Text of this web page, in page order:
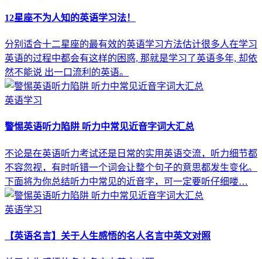
12星座不为人知的英语学习法！
分别适合十二星座的最有效的英语学习方法估计很多人在学习
英语的过程中都会有这样的困惑, 那就是学习了英语多年, 却依
然不能说 出一口流利的英语。
英语学习
警惕英语听力陷阱 听力中常见近音字词大汇总
不论是在英语听力考试还是日常的实用英语交流，听力细节都
不容忽视，有时听错一个词会让整个句子的意思都发生变化。
下面将为你总结听力中常见的近音字，可一定要听仔细喽…
英语学习
【英语名言】关于人生感悟的名人名言中英文对照